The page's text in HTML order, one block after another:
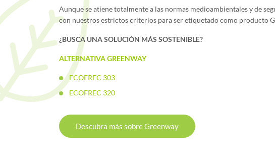
Aunque se atiene totalmente a las normas medioambientales y de
con nuestros estrictos criterios para ser etiquetado como producto
¿BUSCA UNA SOLUCIÓN MÁS SOSTENIBLE?
ALTERNATIVA GREENWAY
ECOFREC 303
ECOFREC 320
Descubra más sobre Greenway